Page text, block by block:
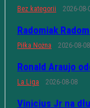
Bez kategorii 2026-08-
Radomiak
Piłka Nożna 2026-08-08
Ronald Araujo
La Liga 2026-08-08
Vinicius Jr na